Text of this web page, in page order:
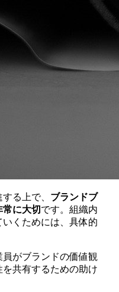
る上で、 ブランドブ
に大切です。組織内
くためには、具体的
がブランドの価値観
共有するための助け